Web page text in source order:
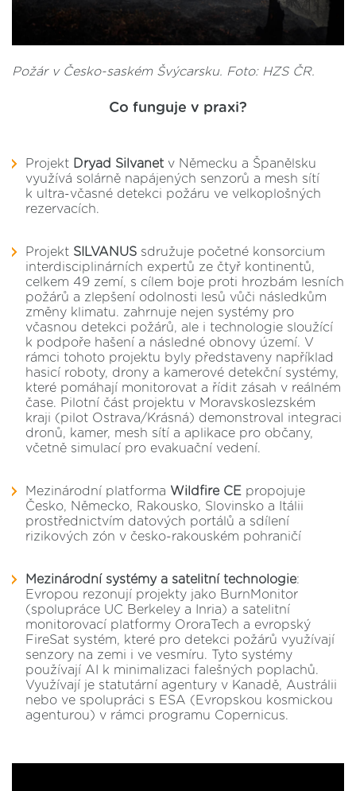
Požár v Česko-saském Švýcarsku. Foto: HZS ČR.
Co funguje v praxi?
Projekt Dryad Silvanet v Německu a Španělsku
využívá solárně napájených senzorů a mesh sítí
k ultra-včasné detekci požáru ve velkoplošných
rezervacích.
Projekt SILVANUS sdružuje početné konsorcium
interdisciplinárních expertů ze čtyř kontinentů,
celkem 49 zemí, s cílem boje proti hrozbám lesních
požárů a zlepšení odolnosti lesů vůči následkům
změny klimatu. zahrnuje nejen systémy pro
včasnou detekci požárů, ale i technologie sloužící
k podpoře hašení a následné obnovy území. V
rámci tohoto projektu byly představeny například
hasicí roboty, drony a kamerové detekční systémy,
které pomáhají monitorovat a řídit zásah v reálném
čase. Pilotní část projektu v Moravskoslezském
kraji (pilot Ostrava/Krásná) demonstroval integraci
dronů, kamer, mesh sítí a aplikace pro občany,
včetně simulací pro evakuační vedení.
Mezinárodní platforma Wildfire CE propojuje
Česko, Německo, Rakousko, Slovinsko a Itálii
prostřednictvím datových portálů a sdílení
rizikových zón v česko-rakouském pohraničí
Mezinárodní systémy a satelitní technologie:
Evropou rezonují projekty jako BurnMonitor
(spolupráce UC Berkeley a Inria) a satelitní
monitorovací platformy OroraTech a evropský
FireSat systém, které pro detekci požárů využívají
senzory na zemi i ve vesmíru. Tyto systémy
používají AI k minimalizaci falešných poplachů.
Využívají je statutární agentury v Kanadě, Austrálii
nebo ve spolupráci s ESA (Evropskou kosmickou
agenturou) v rámci programu Copernicus.